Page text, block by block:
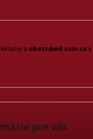
a oboznámil som sa s
pre vás